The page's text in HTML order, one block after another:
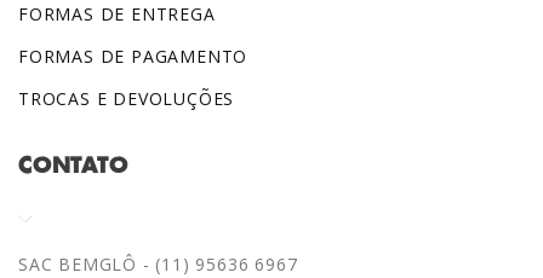
FORMAS DE ENTREGA
FORMAS DE PAGAMENTO
TROCAS E DEVOLUÇÕES
CONTATO
SAC BEMGLÔ - (11) 95636 6967